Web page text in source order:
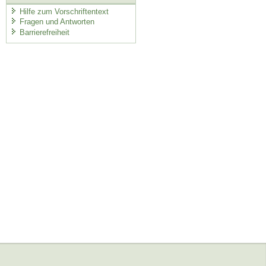
Hilfe zum Vorschriftentext
Fragen und Antworten
Barrierefreiheit